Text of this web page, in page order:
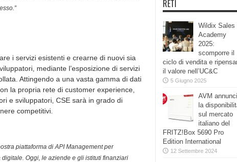
i servizi esistenti e crearne di nuovi sia
mediante l’esposizione di servizi
Attingendo a una vasta gamma di dati
la propria rete di customer experience,
e sviluppatori, CSE sarà in grado di
competitivi.
piattaforma di API Management per
Oggi, le aziende e gli istituti finanziari
RETI
Wildix Sales
Academy
2025:
scomporre il
ciclo di vendita e
il valore nell’UC&C
5 Giugno 2025
AVM
la
sul mercato
italiano del
FRITZ!Box 5690 Pro
Edition International
12 Settembre 2024